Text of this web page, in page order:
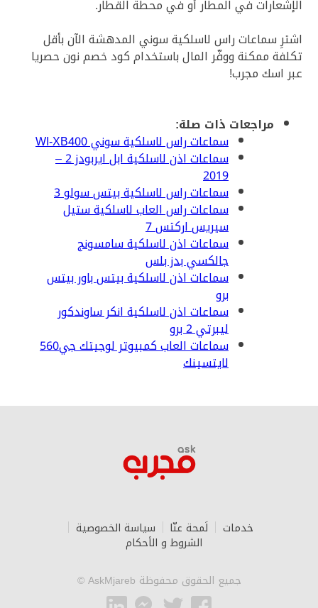
الإشعارات في المطار أو في محطة القطار.
اشترِ سماعات راس لاسلكية سوني المدهشة الآن بأقل
تكلفة ممكنة ووفّر المال باستخدام كود خصم نون حصريا
عبر اسك مجرب!
مراجعات ذات صلة:
سماعات راس لاسلكية سوني WI-XB400
سماعات اذن لاسلكية ابل ايربودز 2 –
2019
سماعات راس لاسلكية بيتس سولو 3
سماعات راس العاب لاسلكية ستيل
سيريس اركتس 7
سماعات اذن لاسلكية سامسونج
جالكسي بدز بلس
سماعات اذن لاسلكية بيتس باور بيتس
برو
سماعات اذن لاسلكية انكر ساوندكور
ليبرتي 2 برو
سماعات العاب كمبيوتر لوجيتك جي560
لايتسينك
خدمات لَمحة عنّا‎ سياسة الخصوصية
الشروط و الأحكام
جميع الحقوق محفوظة AskMjareb ©